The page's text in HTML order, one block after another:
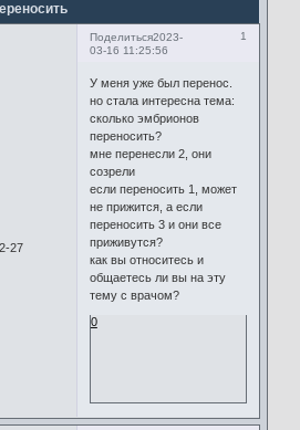
Поделиться 1
2023-
03-16 11:25:56
27
У меня уже был перенос.
но стала интересна тема:
сколько эмбрионов
переносить?
мне перенесли 2, они
созрели
если переносить 1, может
не прижится, а если
переносить 3 и они все
приживутся?
как вы относитесь и
общаетесь ли вы на эту
тему с врачом?
0